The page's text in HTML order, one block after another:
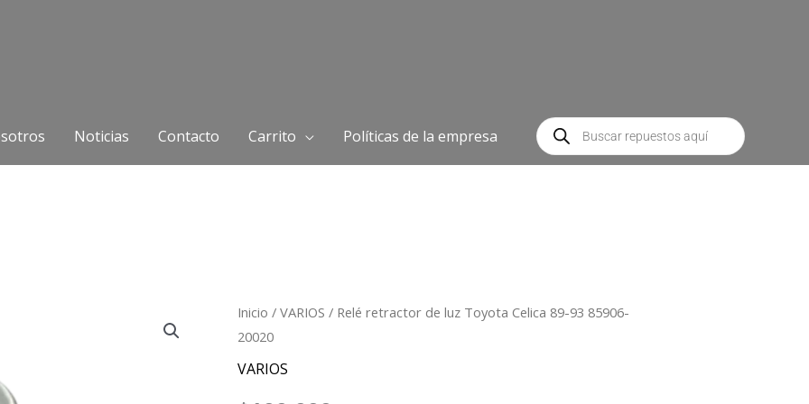
Noticias Contacto Carrito Políticas de la empresa
Búsqueda
de
productos
Inicio /VARIOS / Relé retractor de luz Toyota Celica 89-93 85906-
20020
VARIOS
Relé
retractor
de